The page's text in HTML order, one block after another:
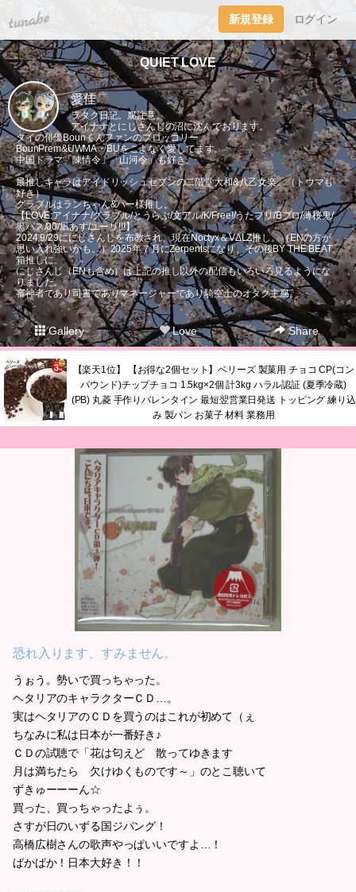
tuna.be 新規登録 ログイン
QUIET LOVE
愛佳
ヲタク日記。腐注意。
アイナナとにじさんじの沼に沈んでおります。
タイの俳優Bounくんファンのブロッコリー。
BounPrem&UWMA・BUをこよなく愛してます。
中国ドラマ「陳情令」「山河令」も好き。
最推しキャラはアイドリッシュセブンの二階堂大和&八乙女楽。（トウマも
好き）
グラブルはランちゃん&パー様推し。
【LOVE:アイナナ/グラブル/とうらぶ/文アル/K/Free!/うたプリ/Bプロ/薄桜鬼/
黒バス/00/凪あす/ユーリ!!!】
2024.9/29ににじさんじを布教され、現在Noctyx＆VΔLZ推し。（ENの方が
思い入れ強いかも。）2025年７月にZerpentsになり、その後BY THE BEAT
箱推しに。
にじさんじ（ENも含め）は上記の推し以外の配信もいろいろ見るようにな
りました。
審神者であり司書でありマネージャーであり騎空士のオタク主腐。
Gallery Love Share
【楽天1位】 【お得な2個セット】ベリーズ 製菓用 チョコ CP(コン
パウンド)チップチョコ 1.5kg×2個 計3kg ハラル認証 (夏季冷蔵)
(PB) 丸菱 手作りバレンタイン 最短翌営業日発送 トッピング 練り込
み 製パン お菓子 材料 業務用
恐れ入ります、すみません。
うぉう。勢いで買っちゃった。
ヘタリアのキャラクターＣＤ…。
実はヘタリアのＣＤを買うのはこれが初めて（ぇ
ちなみに私は日本が一番好き♪
ＣＤの試聴で「花は匂えど 散ってゆきます
月は満ちたら 欠けゆくものです～」のとこ聴いて
ずきゅーーーん☆
買った、買っちゃったよぅ。
さすが日のいずる国ジパング！
高橋広樹さんの歌声やっぱいいですよ…！
ばかばか！日本大好き！！